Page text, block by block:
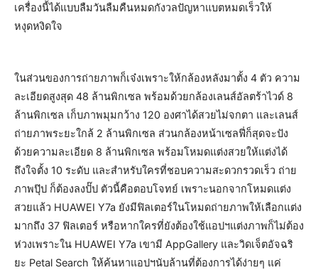
เครื่องนี้ได้แบบลืมวันลืมคืนหมดกังวลปัญหาแบตหมดเร็วให้
หงุดหงิดใจ
ในส่วนของการถ่ายภาพก็เจ๋งเพราะให้กล้องหลังมาตั้ง 4 ตัว ความ
ละเอียดสูงสุด 48 ล้านพิกเซล พร้อมด้วยกล้องเลนส์อัลตร้าไวด์ 8
ล้านพิกเซล เก็บภาพมุมกว้าง 120 องศาได้สวยไม่จกตา และเลนส์
ถ่ายภาพระยะใกล้ 2 ล้านพิกเซล ส่วนกล้องหน้าเซลฟี่ก็สุดจะปัง
ด้วยความละเอียด 8 ล้านพิกเซล พร้อมโหมดแต่งสวยให้แต่งได้
ถึงใจตั้ง 10 ระดับ และสำหรับใครที่ชอบความสะดวกรวดเร็ว ถ่าย
ภาพปุ๊ป ก็ต้องลงปั๊ป ตัวนี้คือตอบโจทย์ เพราะนอกจากโหมดแต่ง
สวยแล้ว HUAWEI Y7a ยังมีฟิลเตอร์ในโหมดถ่ายภาพให้เลือกแต่ง
มากถึง 37 ฟิลเตอร์ หรือหากใครที่ยังต้องใช้แอปฯแต่งภาพก็ไม่ต้อง
ห่วงเพราะใน HUAWEI Y7a เขามี AppGallery และวิดเจ็ตอัจฉริ
ยะ Petal Search ให้ค้นหาแอปฯนับล้านที่ต้องการได้ง่ายๆ แค่